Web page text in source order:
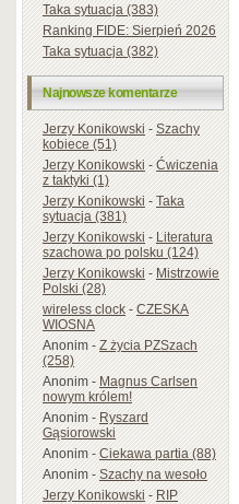
Taka sytuacja (383)
Ranking FIDE: Sierpień 2026
Taka sytuacja (382)
Najnowsze komentarze
Jerzy Konikowski-Szachy
kobiece (51)
Jerzy Konikowski-Ćwiczenia
z taktyki (1)
Jerzy Konikowski-Taka
sytuacja (381)
Jerzy Konikowski-Literatura
szachowa po polsku (124)
Jerzy Konikowski-Mistrzowie
Polski (28)
wireless clock-CZESKA
WIOSNA
Anonim-Z życia PZSzach
(258)
Anonim-Magnus Carlsen
nowym królem!
Anonim-Ryszard
Gąsiorowski
Anonim-Ciekawa partia (88)
Anonim-Szachy na wesoło
Jerzy Konikowski-RIP